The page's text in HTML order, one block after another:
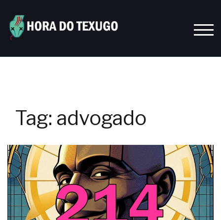
content
Tag: advogado